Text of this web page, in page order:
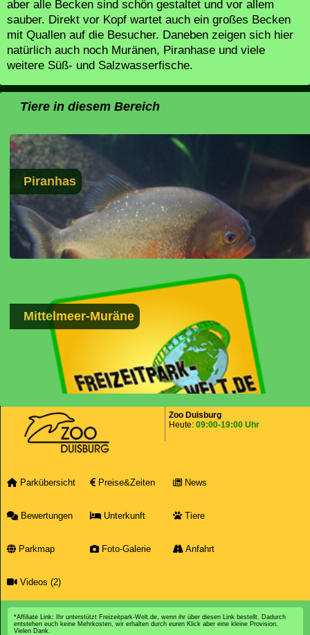
aber alle Becken sind schön gestaltet und vor allem
sauber. Direkt vor Kopf wartet auch ein großes Becken
mit Quallen auf die Besucher. Daneben zeigen sich hier
natürlich auch noch Muränen, Piranhase und viele
weitere Süß- und Salzwasserfische.
Tiere in diesem Bereich
Piranhas
Mittelmeer-Muräne
Zoo Duisburg
Heute: 09:00-19:00 Uhr
Parkübersicht Preise&Zeiten News
Bewertungen Unterkunft Tiere
Parkmap Foto-Galerie Anfahrt
Videos (2)
*Affiliate Link: Ihr unterstützt Freizeitpark-Welt.de, wenn ihr über diesen Link bestellt. Dadurch
entstehen euch keine Mehrkosten, wir erhalten durch euren Klick aber eine kleine Provision.
Vielen Dank.